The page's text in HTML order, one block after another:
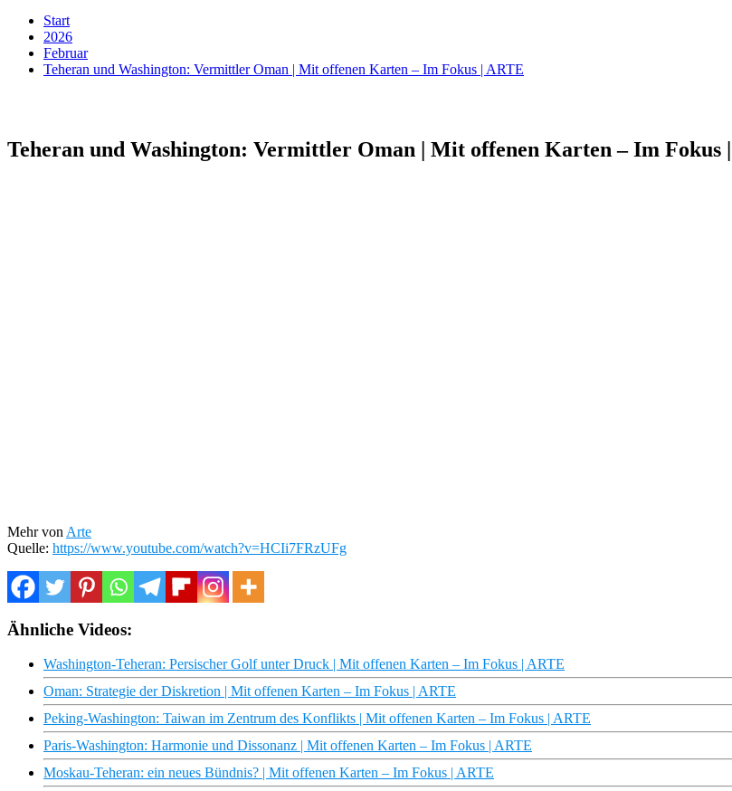
Start
2026
Februar
Teheran und Washington: Vermittler Oman | Mit offenen Karten – Im Fokus | ARTE
Teheran und Washington: Vermittler Oman | Mit offenen Karten – Im Fokus
Mehr von Arte
Quelle: https://www.youtube.com/watch?v=HCIi7FRzUFg
Ähnliche Videos:
Washington-Teheran: Persischer Golf unter Druck | Mit offenen Karten – Im Fokus | ARTE
Oman: Strategie der Diskretion | Mit offenen Karten – Im Fokus | ARTE
Peking-Washington: Taiwan im Zentrum des Konflikts | Mit offenen Karten – Im Fokus | ARTE
Paris-Washington: Harmonie und Dissonanz | Mit offenen Karten – Im Fokus | ARTE
Moskau-Teheran: ein neues Bündnis? | Mit offenen Karten – Im Fokus | ARTE